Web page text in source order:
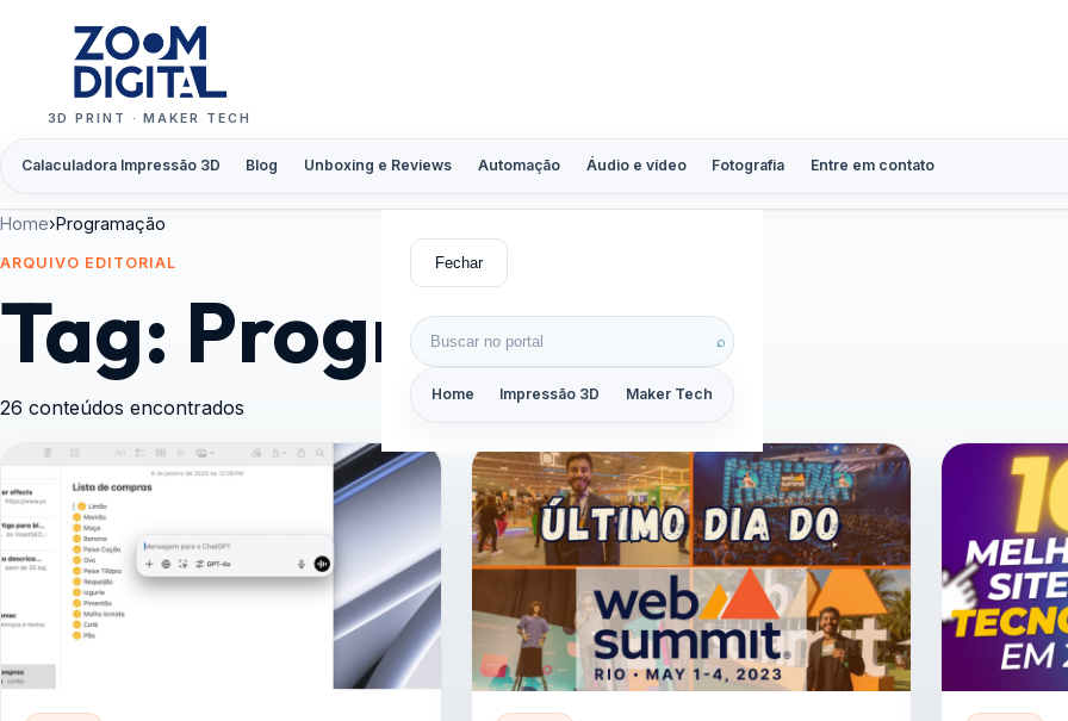
3D PRINT · MAKER TECH
Calaculadora Impressão 3D Blog Unboxing e Reviews Automação Áudio e vídeo Fotografia Entre em contato
Fechar
Buscar por: ⌕
Home Impressão 3D Maker Tech
Home›Programação
ARQUIVO EDITORIAL
Tag: Programação
26 conteúdos encontrados